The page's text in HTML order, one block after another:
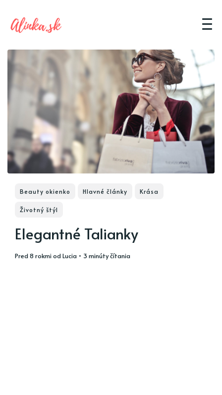
Beauty okienko Hlavné články Krása
Životný štýl
Elegantné Talianky
pred 8 rokmiodLucia • 3 minúty čítania